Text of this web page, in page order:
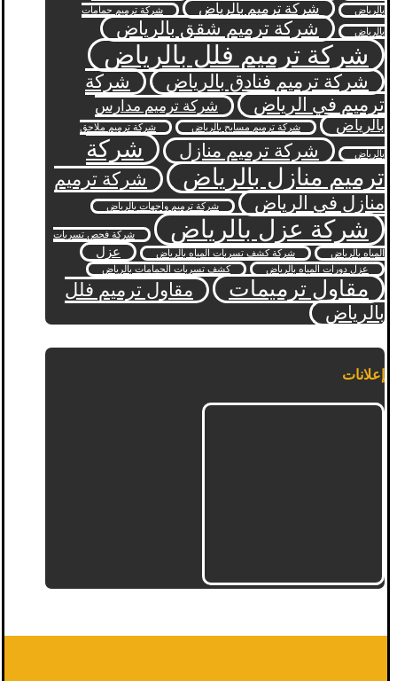
بالرياض
شركة ترميم بالرياض شركة ترميم حمامات
بالرياض شركة ترميم شقق بالرياض
شركة ترميم فلل بالرياض
شركة ترميم فنادق بالرياض
شركة
ترميم في الرياض
شركة ترميم مدارس
بالرياض
شركة ترميم مسابح بالرياض شركة ترميم ملاحق
بالرياض شركة ترميم منازل
شركة
ترميم منازل بالرياض
شركة ترميم
منازل في الرياض
شركة ترميم واجهات بالرياض
شركة عزل بالرياض
شركة فحص تسربات
المياه بالرياض
شركة كشف تسربات المياه بالرياض عزل
عزل دورات المياه بالرياض كشف تسربات الحمامات بالرياض
مقاول ترميمات
مقاول ترميم فلل
بالرياض
إعلانات